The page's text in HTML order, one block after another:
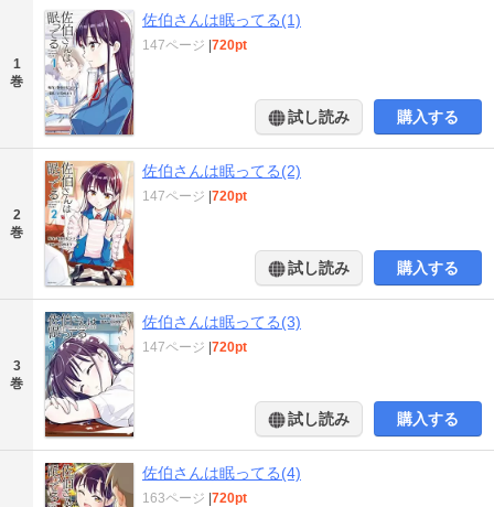
1
巻
佐伯さんは眠ってる(1)
147ページ |720pt
試し読み 購入する
2
巻
佐伯さんは眠ってる(2)
147ページ |720pt
試し読み 購入する
3
巻
佐伯さんは眠ってる(3)
147ページ |720pt
試し読み 購入する
佐伯さんは眠ってる(4)
163ページ |720pt